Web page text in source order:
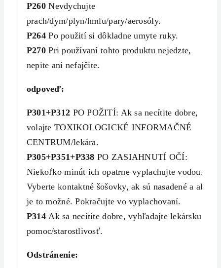
P260Nevdychujte
prach/dym/plyn/hmlu/pary/aerosóly.
P264Po použití si dôkladne umyte ruky.
P270Pri používaní tohto produktu nejedzte,
nepite ani nefajčite.
odpoveď:
P301+P312 PO POŽITÍ: Ak sa necítite dobre,
volajte TOXIKOLOGICKÉ INFORMAČNÉ
CENTRUM/lekára.
P305+P351+P338 PO ZASIAHNUTÍ OČÍ:
Niekoľko minút ich opatrne vyplachujte vodou.
Vyberte kontaktné šošovky, ak sú nasadené a ak
je to možné. Pokračujte vo vyplachovaní.
P314Ak sa necítite dobre, vyhľadajte lekársku
pomoc/starostlivosť.
Odstránenie: